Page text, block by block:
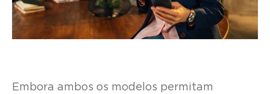
Embora ambos os modelos permitam